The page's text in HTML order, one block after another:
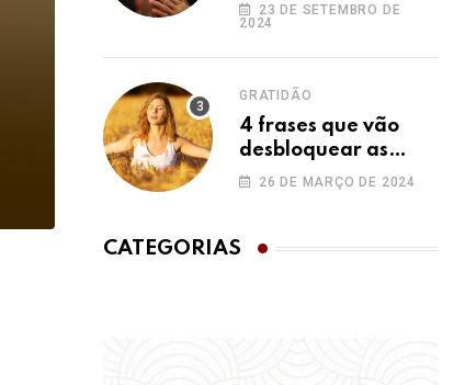
Você Não
23 DE SETEMBRO DE
2024
GRATIDÃO
4 frases que vão
desbloquear as
bênçãos na sua vida
26 DE MARÇO DE 2024
CATEGORIAS